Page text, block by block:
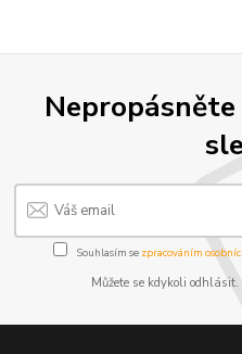
Nepropásněte
Souhlasím se zpracováním
Můžete se kdykoli